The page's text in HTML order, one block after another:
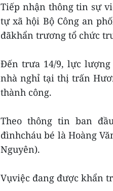
Tiếp nhận thông tin sự
tự xã hội Bộ Công an
đãkhẩn trương tổ chức
Đến trưa 14/9, lực
nhà nghỉ tại thị trấn
thành công.
Theo thông tin ban
đìnhcháu bé là Hoàng
Nguyên).
Vụviệc đang được khẩn